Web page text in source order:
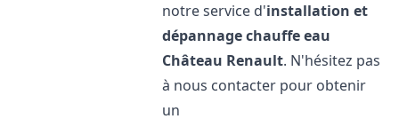
notre service d'installation et
dépannage chauffe eau
Château Renault. N'hésitez pas
à nous contacter pour obtenir
un